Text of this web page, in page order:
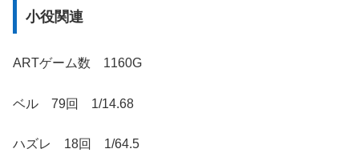
小役関連
ARTゲーム数 1160G
ベル 79回 1/14.68
ハズレ 18回 1/64.5